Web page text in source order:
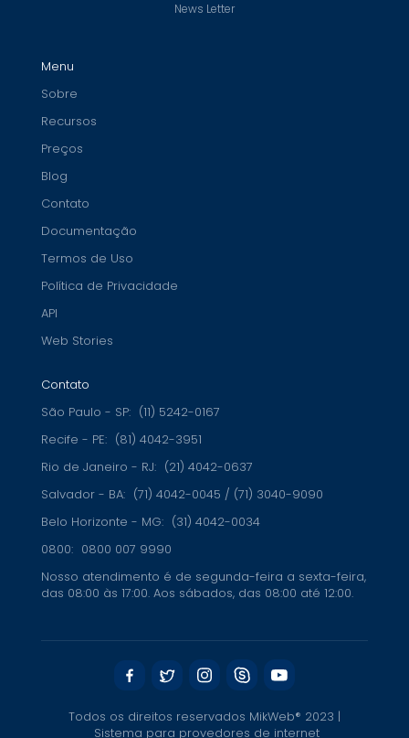
News Letter
Menu
Sobre
Recursos
Preços
Blog
Contato
Documentação
Termos de Uso
Política de Privacidade
API
Web Stories
Contato
São Paulo - SP: (11) 5242-0167
Recife - PE: (81) 4042-3951
Rio de Janeiro - RJ: (21) 4042-0637
Salvador - BA: (71) 4042-0045 / (71) 3040-9090
Belo Horizonte - MG: (31) 4042-0034
0800: 0800 007 9990
Nosso atendimento é de segunda-feira a sexta-feira,
das 08:00 às 17:00. Aos sábados, das 08:00 até 12:00.
Todos os direitos reservados MikWeb® 2023 |
Sistema para provedores de internet